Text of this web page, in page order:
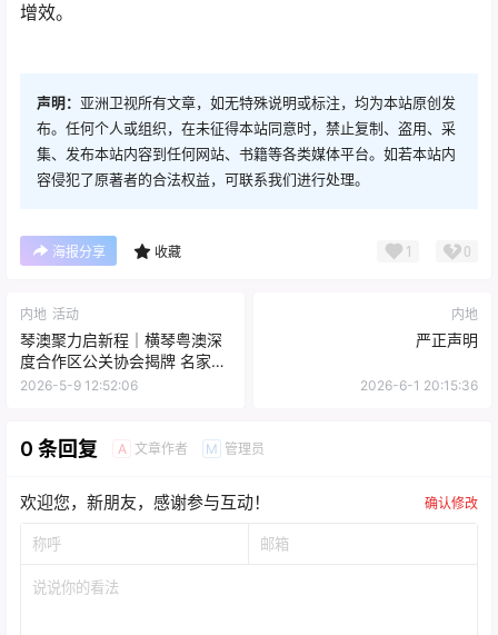
增效。
声明： 亚洲卫视所有文章，如无特殊说明或标注，均为本站原创发
布。任何个人或组织，在未征得本站同意时，禁止复制、盗用、采
集、发布本站内容到任何网站、书籍等各类媒体平台。如若本站内
容侵犯了原著者的合法权益，可联系我们进行处理。
海报分享 收藏 1 0
内地 活动
琴澳聚力启新程｜横琴粤澳深
度合作区公关协会揭牌 名家书
画展同步启幕
2026-5-9 12:52:06
内地
严正声明
2026-6-1 20:15:36
0 条回复 A 文章作者 M 管理员
欢迎您，新朋友，感谢参与互动！ 确认修改